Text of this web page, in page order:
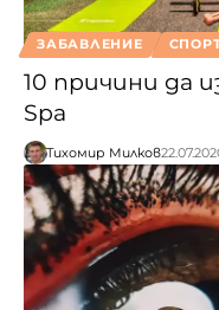
ЗАБАВЛЕНИЕ
10 причини да
Spa
Тихомир Милков